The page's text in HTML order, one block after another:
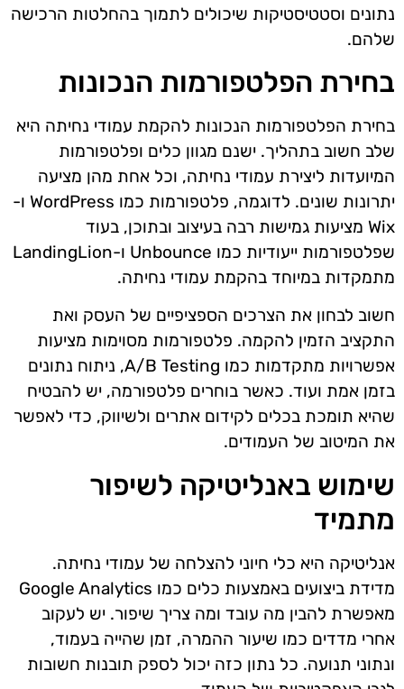
נתונים וסטטיסטיקות שיכולים לתמוך בהחלטות הרכישה
שלהם.
בחירת הפלטפורמות הנכונות
בחירת הפלטפורמות הנכונות להקמת עמודי נחיתה היא
שלב חשוב בתהליך. ישנם מגוון כלים ופלטפורמות
המיועדות ליצירת עמודי נחיתה, וכל אחת מהן מציעה
יתרונות שונים. לדוגמה, פלטפורמות כמו WordPress ו-
Wix מציעות גמישות רבה בעיצוב ובתוכן, בעוד
שפלטפורמות ייעודיות כמו Unbounce ו-LandingLion
מתמקדות במיוחד בהקמת עמודי נחיתה.
חשוב לבחון את הצרכים הספציפיים של העסק ואת
התקציב הזמין להקמה. פלטפורמות מסוימות מציעות
אפשרויות מתקדמות כמו A/B Testing, ניתוח נתונים
בזמן אמת ועוד. כאשר בוחרים פלטפורמה, יש להבטיח
שהיא תומכת בכלים לקידום אתרים ולשיווק, כדי לאפשר
את המיטוב של העמודים.
שימוש באנליטיקה לשיפור
מתמיד
אנליטיקה היא כלי חיוני להצלחה של עמודי נחיתה.
מדידת ביצועים באמצעות כלים כמו Google Analytics
מאפשרת להבין מה עובד ומה צריך שיפור. יש לעקוב
אחרי מדדים כמו שיעור ההמרה, זמן שהייה בעמוד,
ונתוני תנועה. כל נתון כזה יכול לספק תובנות חשובות